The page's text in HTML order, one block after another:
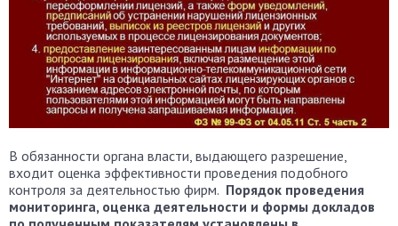
В обязанности органа власти, выдающего разрешение,
входит оценка эффективности проведения подобного
контроля за деятельностью фирм. Порядок проведения
мониторинга, оценка деятельности и формы докладов